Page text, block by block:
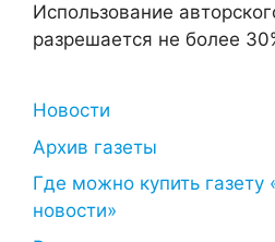
Использование
разрешается не более
Новости
Архив газеты
Где можно купить газету
новости»